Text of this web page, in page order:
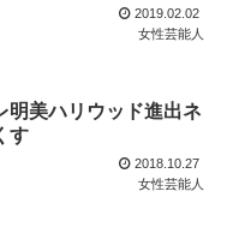
2019.02.02
女性芸能人
明美ハリウッド進出ネ
す
2018.10.27
女性芸能人